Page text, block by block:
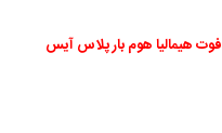
یخچال و فریزر دوقلو 17 فوت هیمالیا هوم بار پلاس آیس